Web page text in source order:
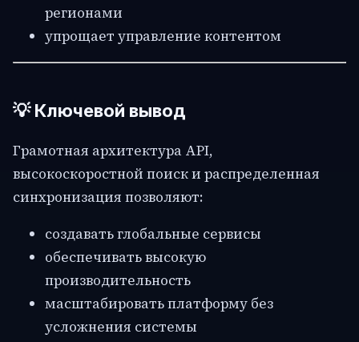
регионами
упрощает управление контентом
💡 Ключевой вывод
Грамотная архитектура API,
высокоскоростной поиск и распределенная
синхронизация позволяют:
создавать глобальные сервисы
обеспечивать высокую
производительность
масштабировать платформу без
усложнения системы